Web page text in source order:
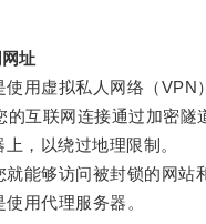
址
虚拟私人网络（VPN
互联网连接通过加密隧
，以绕过地理限制。
够访问被封锁的网站和
用代理服务器。